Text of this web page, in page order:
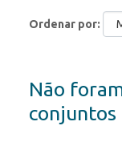
Ordenar por
Não
conjuntos